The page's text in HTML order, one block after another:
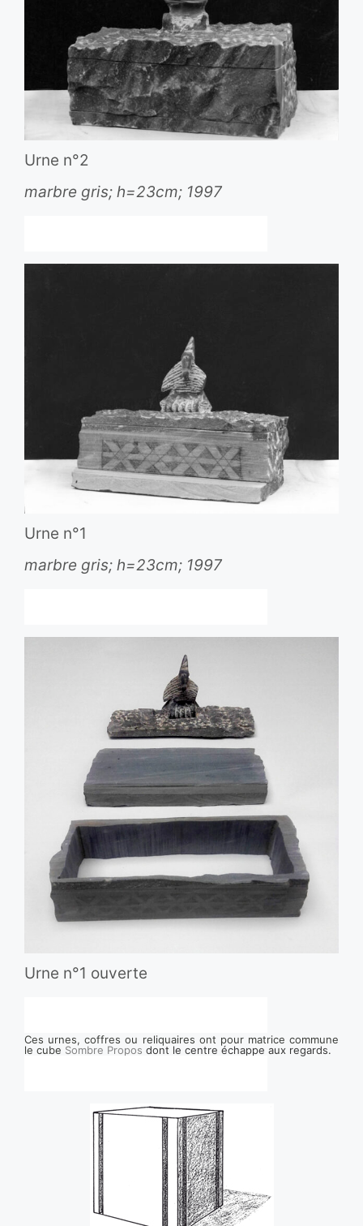
Urne n°2
marbre gris; h=23cm; 1997
Urne n°1
marbre gris; h=23cm; 1997
Urne n°1 ouverte
Ces urnes, coffres ou reliquaires ont pour matrice commune
le cube Sombre Propos dont le centre échappe aux regards.